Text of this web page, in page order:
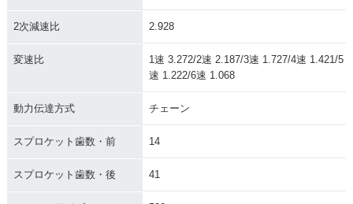
2次減速比 2.928
変速比
1速 3.272/2速 2.187/3速 1.727/4速 1.421/5
速 1.222/6速 1.068
動力伝達方式 チェーン
スプロケット歯数・前 14
スプロケット歯数・後 41